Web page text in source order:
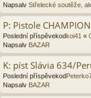
Napsalv Střelecké soutěže,
P: Pistole
Poslední příspěvekodkoi41 «
Napsalv BAZAR
K: píst Slávia 634/
Poslední příspěvekod
Napsalv BAZAR